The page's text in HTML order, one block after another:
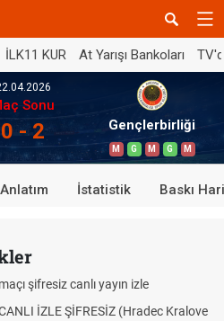
İLK11 KUR At Yarışı Bankoları
Sonu
0 - 2 Gençlerbirliği
M G M G M
Anlatım İstatistik Baskı
şifresiz canlı yayın izle
İZLE ŞİFRESİZ (Hradec Kralove